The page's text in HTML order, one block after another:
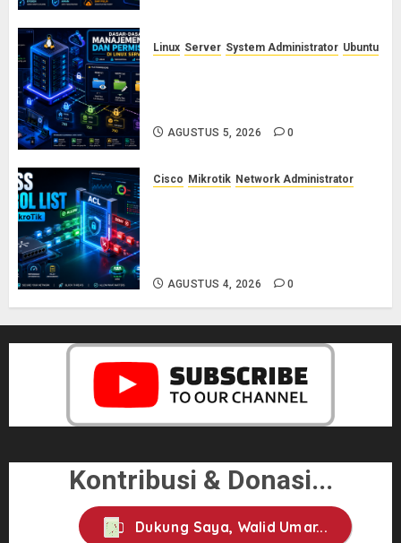
Linux Server System Administrator Ubuntu
AGUSTUS 5, 2026 0
Cisco Mikrotik Network Administrator
AGUSTUS 4, 2026 0
Kontribusi & Donasi...
Dukung Saya, Walid Umar...